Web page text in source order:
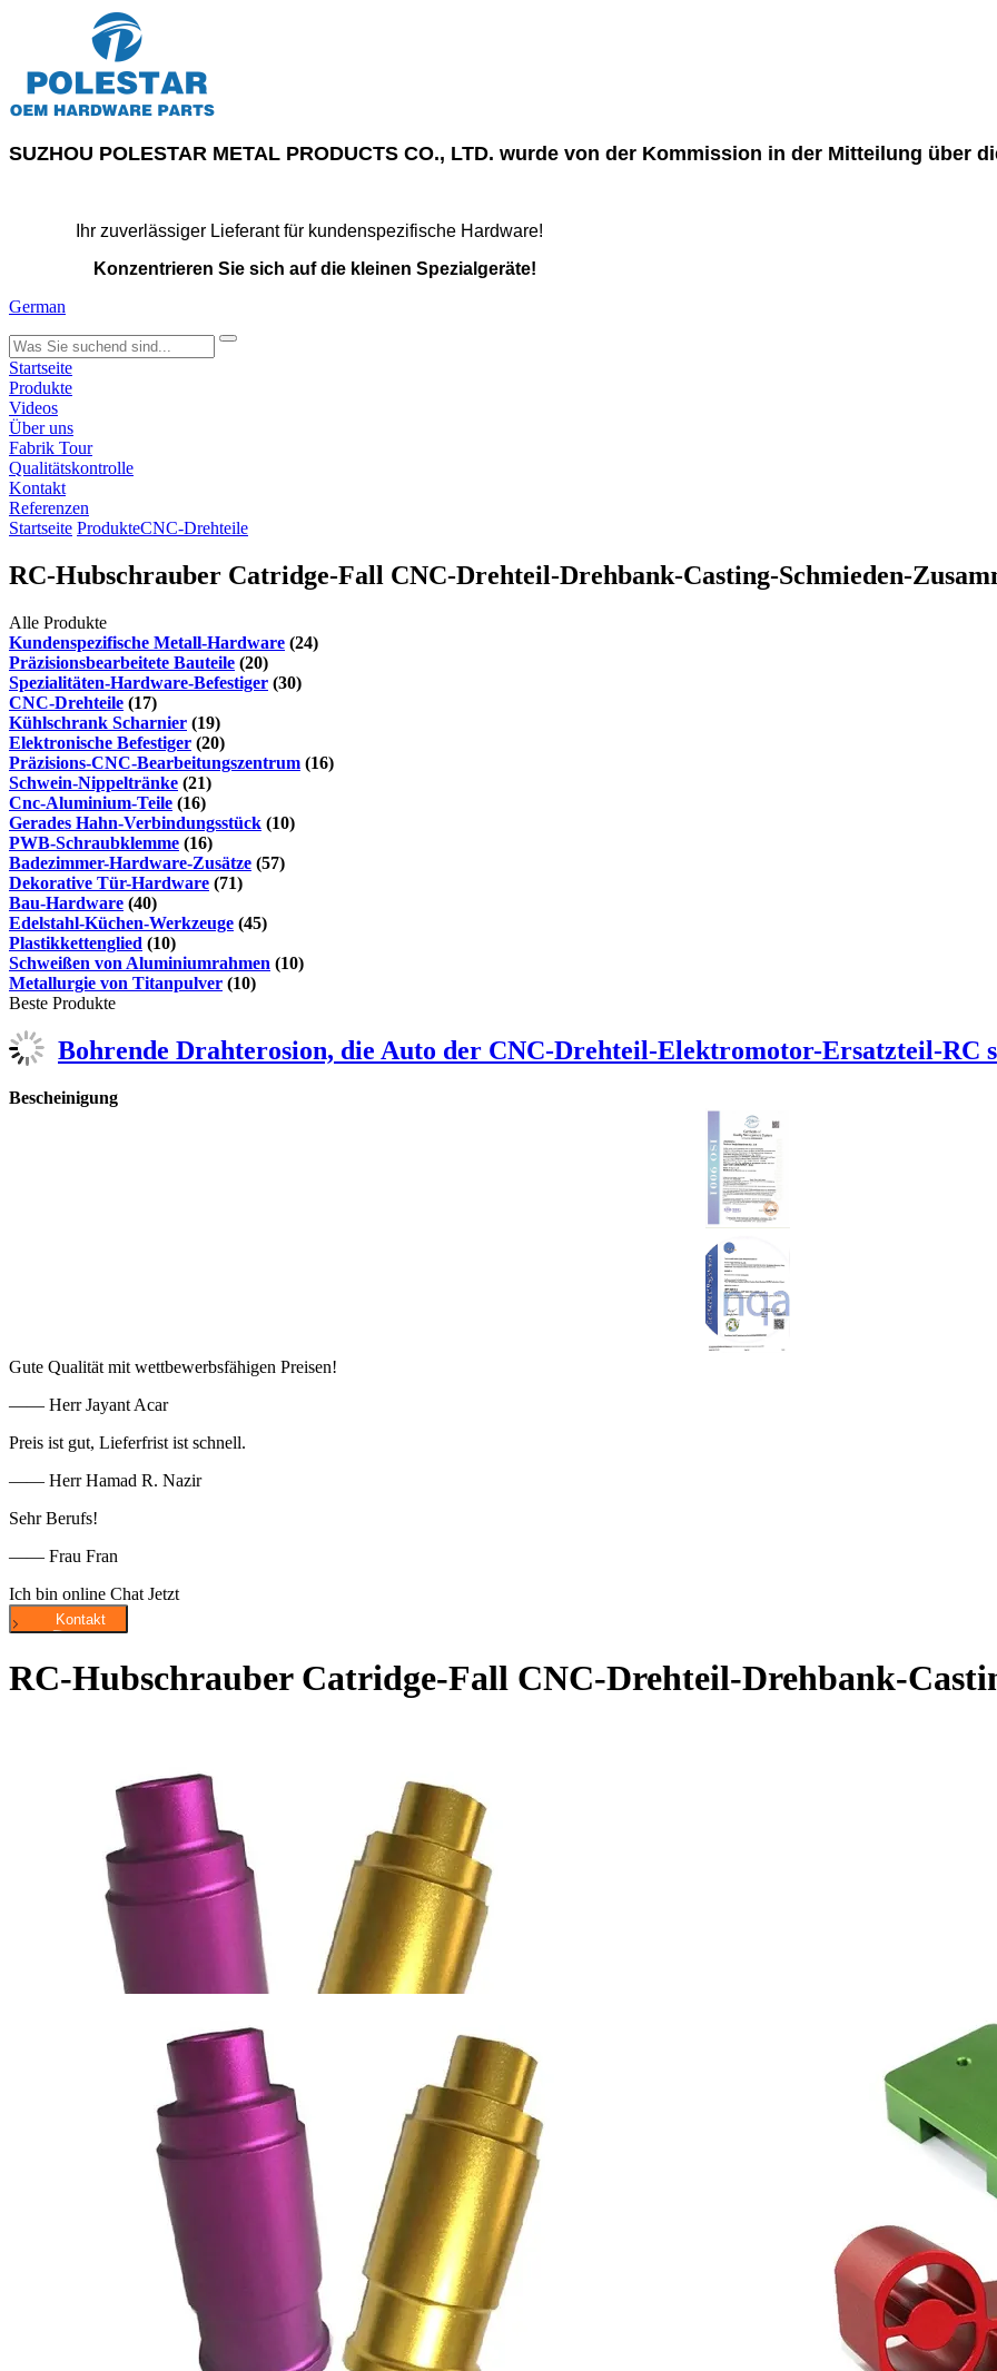
SUZHOU POLESTAR METAL PRODUCTS CO., LTD. wurde von der Kommission in der Mitteilung über
Ihr zuverlässiger Lieferant für kundenspezifische Hardware!
Konzentrieren Sie sich auf die kleinen Spezialgeräte!
German
search
Startseite
Produkte
Videos
Über uns
Fabrik Tour
Qualitätskontrolle
Kontakt
Referenzen
Startseite ProdukteCNC-Drehteile
RC-Hubschrauber Catridge-Fall CNC-Drehteil-Drehbank-Casting-Schmieden-
Alle Produkte
Kundenspezifische Metall-Hardware (24)
Präzisionsbearbeitete Bauteile (20)
Spezialitäten-Hardware-Befestiger (30)
CNC-Drehteile (17)
Kühlschrank Scharnier (19)
Elektronische Befestiger (20)
Präzisions-CNC-Bearbeitungszentrum (16)
Schwein-Nippeltränke (21)
Cnc-Aluminium-Teile (16)
Gerades Hahn-Verbindungsstück (10)
PWB-Schraubklemme (16)
Badezimmer-Hardware-Zusätze (57)
Dekorative Tür-Hardware (71)
Bau-Hardware (40)
Edelstahl-Küchen-Werkzeuge (45)
Plastikkettenglied (10)
Schweißen von Aluminiumrahmen (10)
Metallurgie von Titanpulver (10)
Beste Produkte
Bohrende Drahterosion, die Auto der CNC-Drehteil-Elektromotor-Ersatzteil-RC
Bescheinigung
Gute Qualität mit wettbewerbsfähigen Preisen!
—— Herr Jayant Acar
Preis ist gut, Lieferfrist ist schnell.
—— Herr Hamad R. Nazir
Sehr Berufs!
—— Frau Fran
Ich bin online Chat Jetzt
RC-Hubschrauber Catridge-Fall CNC-Drehteil-Drehbank-